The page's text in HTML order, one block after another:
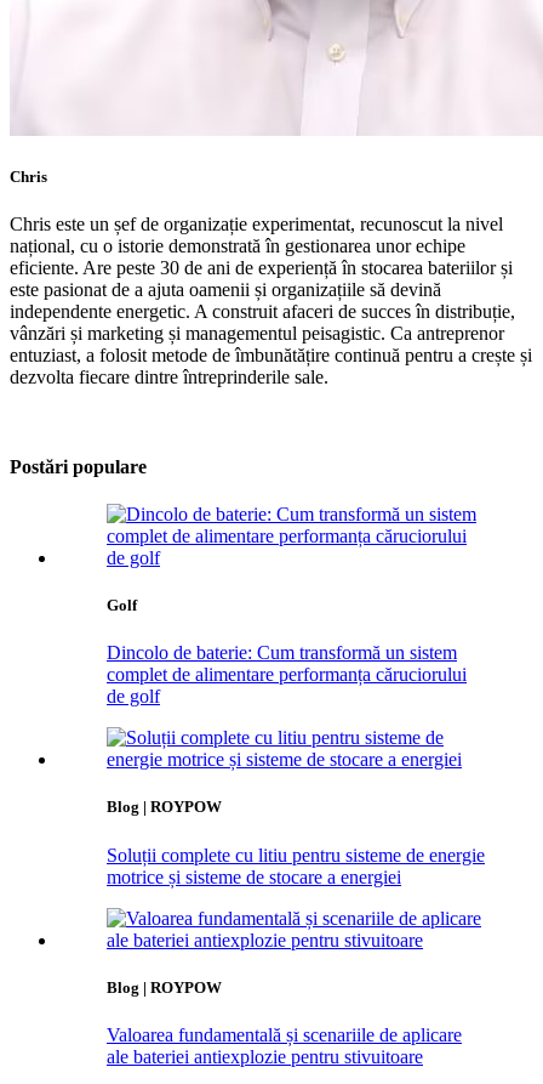
Chris
Chris este un șef de organizație experimentat, recunoscut la nivel
național, cu o istorie demonstrată în gestionarea unor echipe
eficiente. Are peste 30 de ani de experiență în stocarea bateriilor și
este pasionat de a ajuta oamenii și organizațiile să devină
independente energetic. A construit afaceri de succes în distribuție,
vânzări și marketing și managementul peisagistic. Ca antreprenor
entuziast, a folosit metode de îmbunătățire continuă pentru a crește și
dezvolta fiecare dintre întreprinderile sale.
Postări populare
Golf
Dincolo de baterie: Cum transformă un sistem
complet de alimentare performanța căruciorului
de golf
Blog | ROYPOW
Soluții complete cu litiu pentru sisteme de energie
motrice și sisteme de stocare a energiei
Blog | ROYPOW
Valoarea fundamentală și scenariile de aplicare
ale bateriei antiexplozie pentru stivuitoare